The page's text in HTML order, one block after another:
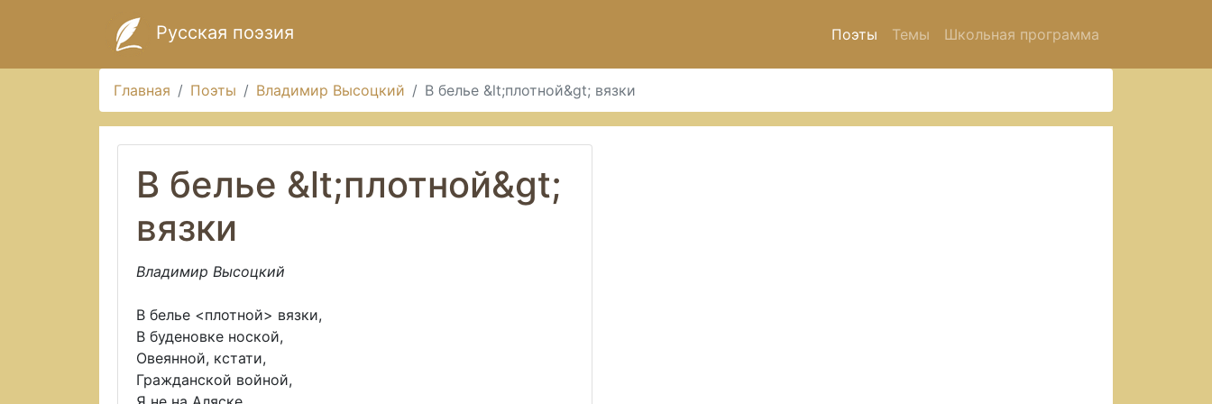
Русская поэзия Поэты Темы Школьная программа
Главная Поэты Владимир Высоцкий В белье &lt;плотной&gt; вязки
В белье &lt;плотной&gt;
вязки
Владимир Высоцкий
В белье <плотной> вязки,
В буденовке ноской,
Овеянной, кстати,
Гражданской войной,